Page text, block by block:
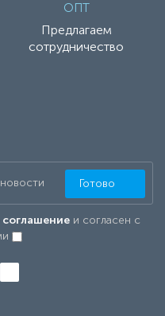
ОПТ
Предлагаем
сотрудничество
соглашениеи согласен с
Готово